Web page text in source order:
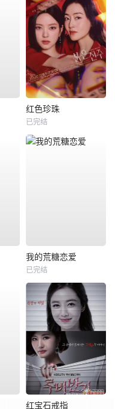
红色珍珠
已完结
我的荒糖恋爱
已完结
红宝石戒指